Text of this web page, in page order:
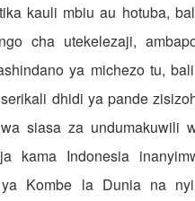
kauli mbiu au hotuba,
cha utekelezaji,
ya michezo tu,
dhidi ya pande
siasa za undumakuwili
kama Indonesia
Kombe la Dunia na